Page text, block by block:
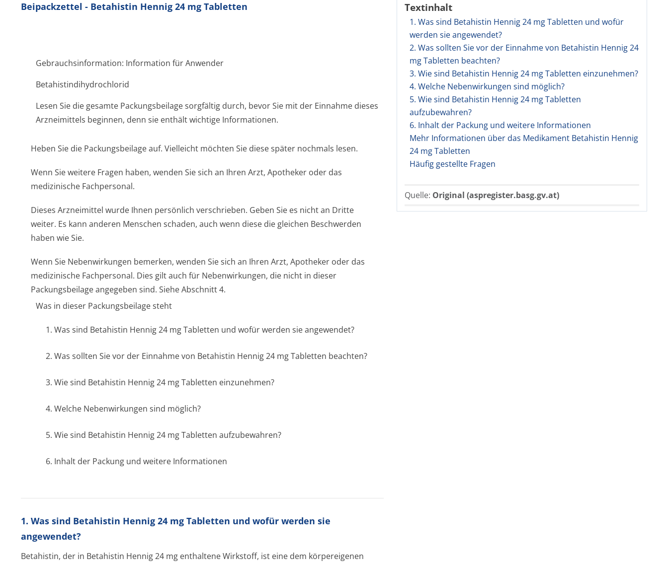
Textinhalt
1. Was sind Betahistin Hennig 24 mg Tabletten und wofür
werden sie angewendet?
2. Was sollten Sie vor der Einnahme von Betahistin Hennig 24
mg Tabletten beachten?
3. Wie sind Betahistin Hennig 24 mg Tabletten einzunehmen?
4. Welche Nebenwirkungen sind möglich?
5. Wie sind Betahistin Hennig 24 mg Tabletten
aufzubewahren?
6. Inhalt der Packung und weitere Informationen
Mehr Informationen über das Medikament Betahistin Hennig
24 mg Tabletten
Häufig gestellte Fragen
Quelle: Original (aspregister.basg.gv.at)
Beipackzettel - Betahistin Hennig 24 mg Tabletten
Gebrauchsinformation: Information für Anwender
Betahistindihy­drochlorid
Lesen Sie die gesamte Packungsbeilage sorgfältig durch, bevor Sie mit der Einnahme dieses
Arzneimittels beginnen, denn sie enthält wichtige Informationen.
Heben Sie die Packungsbeilage auf. Vielleicht möchten Sie diese später nochmals lesen.
Wenn Sie weitere Fragen haben, wenden Sie sich an Ihren Arzt, Apotheker oder das
medizinische Fachpersonal.
Dieses Arzneimittel wurde Ihnen persönlich verschrieben. Geben Sie es nicht an Dritte
weiter. Es kann anderen Menschen schaden, auch wenn diese die gleichen Beschwerden
haben wie Sie.
Wenn Sie Nebenwirkungen bemerken, wenden Sie sich an Ihren Arzt, Apotheker oder das
medizinische Fachpersonal. Dies gilt auch für Nebenwirkungen, die nicht in dieser
Packungsbeilage angegeben sind. Siehe Abschnitt 4.
Was in dieser Packungsbeilage steht
1. Was sind Betahistin Hennig 24 mg Tabletten und wofür werden sie angewendet?
2. Was sollten Sie vor der Einnahme von Betahistin Hennig 24 mg Tabletten beachten?
3. Wie sind Betahistin Hennig 24 mg Tabletten einzunehmen?
4. Welche Nebenwirkungen sind möglich?
5. Wie sind Betahistin Hennig 24 mg Tabletten aufzubewahren?
6. Inhalt der Packung und weitere Informationen
1. Was sind Betahistin Hennig 24 mg Tabletten und wofür werden sie
angewendet?
Betahistin, der in Betahistin Hennig 24 mg enthaltene Wirkstoff, ist eine dem körpereigenen